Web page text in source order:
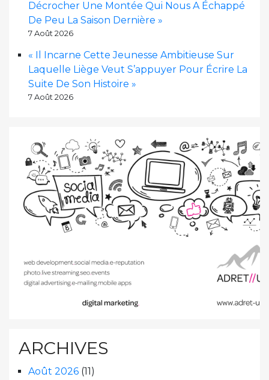
Décrocher Une Montée Qui Nous A Échappé
De Peu La Saison Dernière »
7 Août 2026
« Il Incarne Cette Jeunesse Ambitieuse Sur
Laquelle Liège Veut S’appuyer Pour Écrire La
Suite De Son Histoire »
7 Août 2026
ARCHIVES
Août 2026 (11)